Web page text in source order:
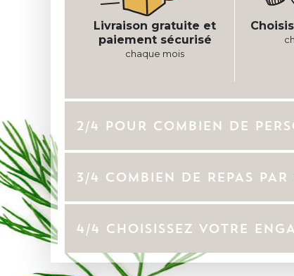
Livraison gratuite et
paiement sécurisé
chaque mois
2/4 POUR COMBIEN DE
3/4 COMBIEN DE REPAS
4/4 CHOISISSEZ VOTRE